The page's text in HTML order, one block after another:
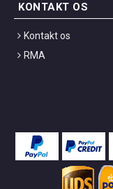
KONTAKT OS
Kontakt os
RMA